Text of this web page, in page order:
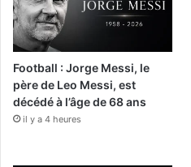
Football : Jorge Messi, le
père de Leo Messi, est
décédé à l’âge de 68 ans
il y a 4 heures